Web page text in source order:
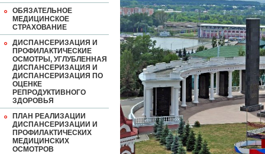
ОБЯЗАТЕЛЬНОЕ
МЕДИЦИНСКОЕ
СТРАХОВАНИЕ
ДИСПАНСЕРИЗАЦИЯ И
ПРОФИЛАКТИЧЕСКИЕ
ОСМОТРЫ, УГЛУБЛЕННАЯ
ДИСПАНСЕРИЗАЦИЯ И
ДИСПАНСЕРИЗАЦИЯ ПО
ОЦЕНКЕ
РЕПРОДУКТИВНОГО
ЗДОРОВЬЯ
ПЛАН РЕАЛИЗАЦИИ
ДИСПАНСЕРИЗАЦИИ И
ПРОФИЛАКТИЧЕСКИХ
МЕДИЦИНСКИХ
ОСМОТРОВ